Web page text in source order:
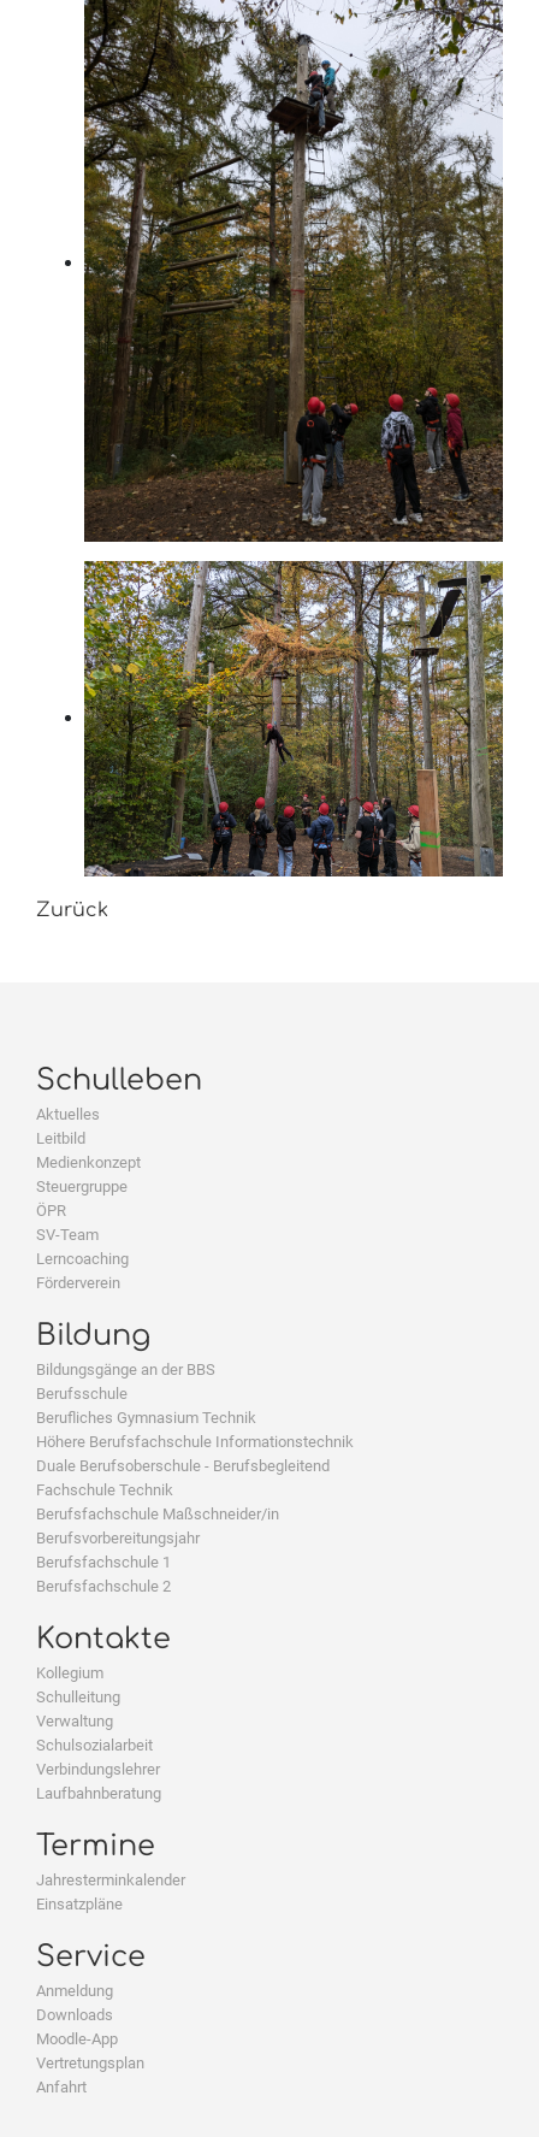
Zurück
Schulleben
Aktuelles
Leitbild
Medienkonzept
Steuergruppe
ÖPR
SV-Team
Lerncoaching
Förderverein
Bildung
Bildungsgänge an der BBS
Berufsschule
Berufliches Gymnasium Technik
Höhere Berufsfachschule Informationstechnik
Duale Berufsoberschule - Berufsbegleitend
Fachschule Technik
Berufsfachschule Maßschneider/in
Berufsvorbereitungsjahr
Berufsfachschule 1
Berufsfachschule 2
Kontakte
Kollegium
Schulleitung
Verwaltung
Schulsozialarbeit
Verbindungslehrer
Laufbahnberatung
Termine
Jahresterminkalender
Einsatzpläne
Service
Anmeldung
Downloads
Moodle-App
Vertretungsplan
Anfahrt